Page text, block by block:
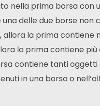
nella prima borsa
delle due borse
la prima
la prima contiene
contiene tanti
in una borsa o